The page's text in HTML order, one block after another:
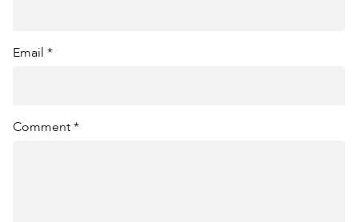
Email *
Comment *